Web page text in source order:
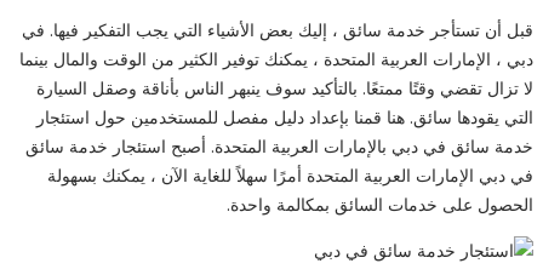
قبل أن تستأجر خدمة سائق ، إليك بعض الأشياء التي يجب التفكير فيها. في
دبي ، الإمارات العربية المتحدة ، يمكنك توفير الكثير من الوقت والمال بينما
لا تزال تقضي وقتًا ممتعًا. بالتأكيد سوف ينبهر الناس بأناقة وصقل السيارة
التي يقودها سائق. هنا قمنا بإعداد دليل مفصل للمستخدمين حول استئجار
خدمة سائق في دبي بالإمارات العربية المتحدة. أصبح استئجار خدمة سائق
في دبي الإمارات العربية المتحدة أمرًا سهلاً للغاية الآن ، يمكنك بسهولة
الحصول على خدمات السائق بمكالمة واحدة.